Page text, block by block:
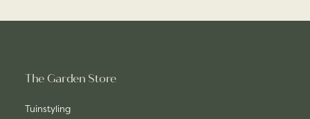
The Garden Store
Tuinstyling